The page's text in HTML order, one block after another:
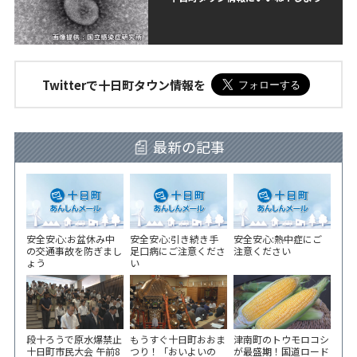
Twitterで十日町タウン情報を
最新の記事
安全安心:お盆休み中
の交通事故を防ぎまし
ょう
安全安心:引き続き手
足口病にご注意くださ
い
安全安心:熱中症にご
注意ください
段十ろうで原水爆禁止
十日町市民大会 午前8
もうすぐ十日町おおま
つり！「おいよいの
津南町のトウモロコシ
が最盛期！国道ロード